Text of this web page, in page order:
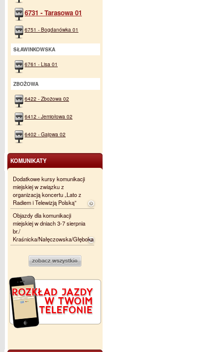
6731 - Tarasowa 01
6751 - Bogdanówka 01
SŁAWINKOWSKA
6761 - Lisa 01
ZBOŻOWA
6422 - Zbożowa 02
6412 - Jemiołowa 02
6402 - Gajowa 02
KOMUNIKATY
Dodatkowe kursy komunikacji
miejskiej w związku z
organizacją koncertu „Lato z
Radiem i Telewizją Polską”
Objazdy dla komunikacji
miejskiej w dniach 3-7 sierpnia
br./
Kraśnicka/Nałęczowska/Głęboka